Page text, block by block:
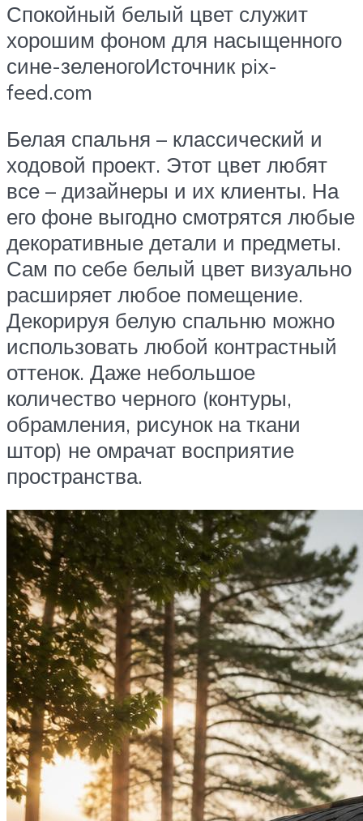
Спокойный белый цвет служит
хорошим фоном для насыщенного
сине-зеленогоИсточник pix-
feed.com
Белая спальня – классический и
ходовой проект. Этот цвет любят
все – дизайнеры и их клиенты. На
его фоне выгодно смотрятся любые
декоративные детали и предметы.
Сам по себе белый цвет визуально
расширяет любое помещение.
Декорируя белую спальню можно
использовать любой контрастный
оттенок. Даже небольшое
количество черного (контуры,
обрамления, рисунок на ткани
штор) не омрачат восприятие
пространства.